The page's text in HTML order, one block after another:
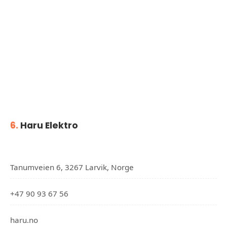
6. Haru Elektro
Tanumveien 6, 3267 Larvik, Norge
+47 90 93 67 56
haru.no